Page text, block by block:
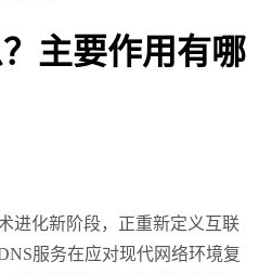
主要作用有哪
进化新阶段，正重新定义互联
服务在应对现代网络环境复